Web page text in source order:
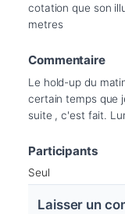
cotation que son
metres
Commentaire
Le hold-up du
certain temps que
suite , c'est fait.
Participants
Seul
Laisser un